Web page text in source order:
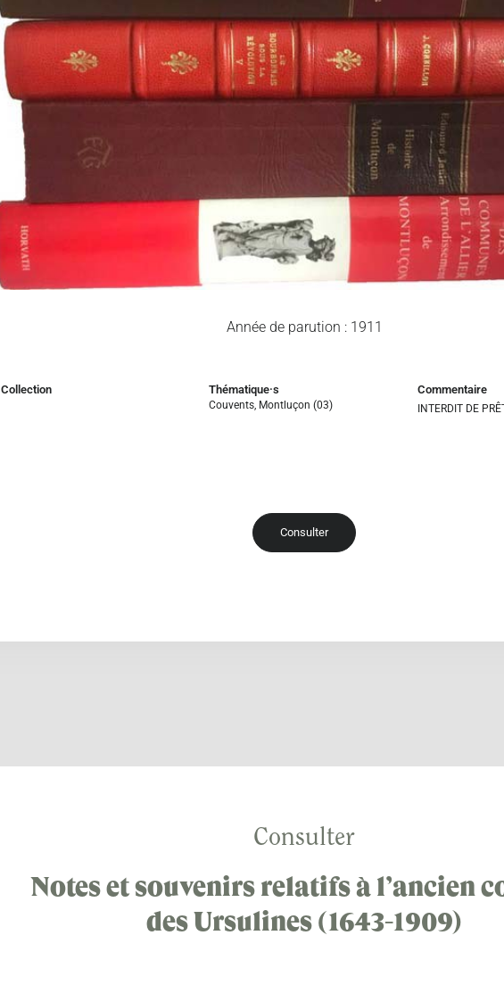
Année de parution : 1911
Collection Thématique·s
Couvents Montluçon (03)
Commentaire
INTERDIT DE
Consulter
Consulter
Notes et souvenirs relatifs à l’ancien
des Ursulines (1643-1909)